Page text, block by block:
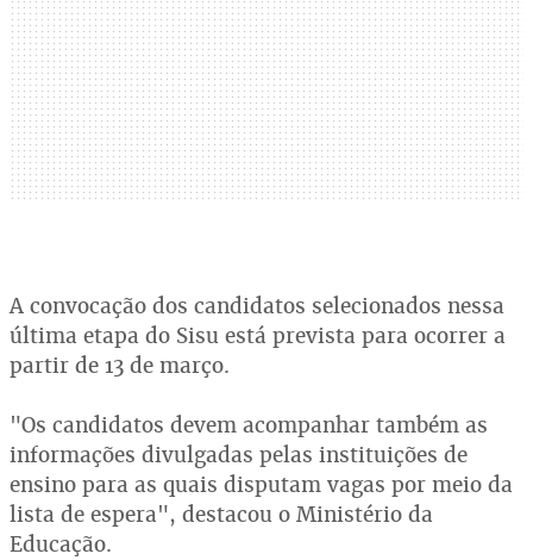
A convocação dos candidatos selecionados nessa
última etapa do Sisu está prevista para ocorrer a
partir de 13 de março.
"Os candidatos devem acompanhar também as
informações divulgadas pelas instituições de
ensino para as quais disputam vagas por meio da
lista de espera", destacou o Ministério da
Educação.